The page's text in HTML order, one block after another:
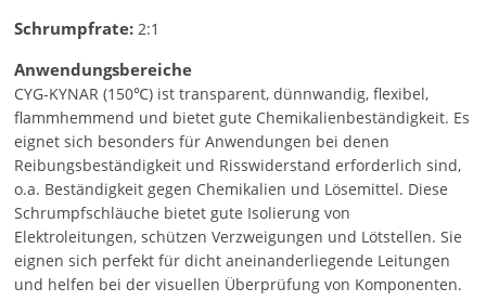
Schrumpfrate: 2:1
Anwendungsbereiche
CYG-KYNAR (150℃) ist transparent, dünnwandig, flexibel,
flammhemmend und bietet gute Chemikalienbeständigkeit. Es
eignet sich besonders für Anwendungen bei denen
Reibungsbeständigkeit und Risswiderstand erforderlich sind,
o.a. Beständigkeit gegen Chemikalien und Lösemittel. Diese
Schrumpfschläuche bietet gute Isolierung von
Elektroleitungen, schützen Verzweigungen und Lötstellen. Sie
eignen sich perfekt für dicht aneinanderliegende Leitungen
und helfen bei der visuellen Überprüfung von Komponenten.